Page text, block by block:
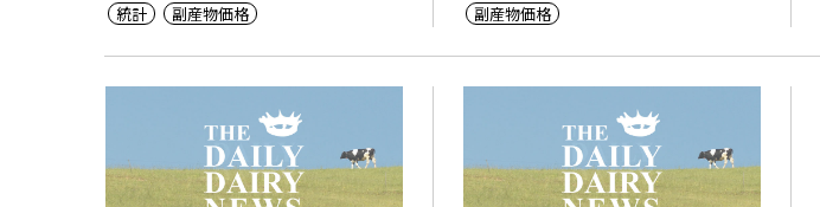
統計
副産物価格
副産物価格